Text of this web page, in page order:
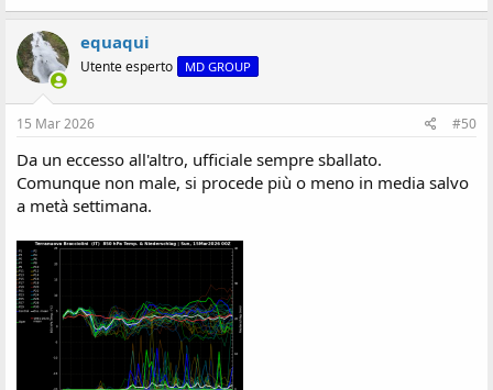
equaqui
Utente esperto MD GROUP
15 Mar 2026 #50
Da un eccesso all'altro, ufficiale sempre sballato.
Comunque non male, si procede più o meno in media salvo
a metà settimana.